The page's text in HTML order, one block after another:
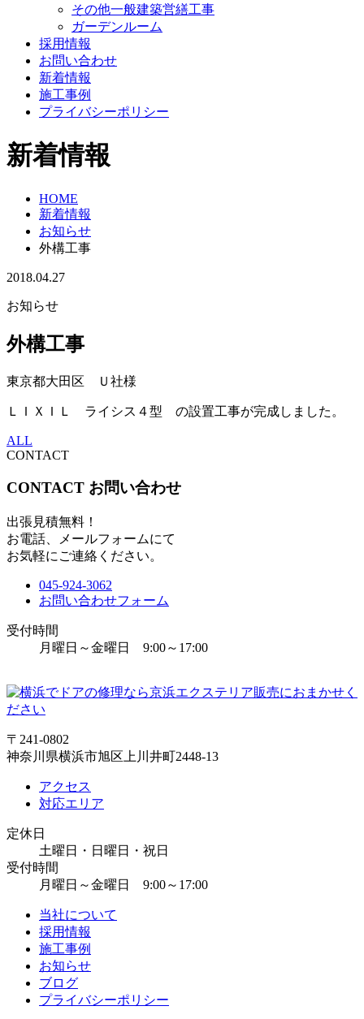
その他一般建築営繕工事
ガーデンルーム
採用情報
お問い合わせ
新着情報
施工事例
プライバシーポリシー
新着情報
HOME
新着情報
お知らせ
外構工事
2018.04.27
お知らせ
外構工事
東京都大田区 Ｕ社様
ＬＩＸＩＬ ライシス４型 の設置工事が完成しました。
ALL
CONTACT
CONTACT お問い合わせ
出張見積無料！
お電話、メールフォームにて
お気軽にご連絡ください。
045-924-3062
お問い合わせフォーム
受付時間
月曜日～金曜日 9:00～17:00
〒241-0802
神奈川県横浜市旭区上川井町2448-13
アクセス
対応エリア
定休日
土曜日・日曜日・祝日
受付時間
月曜日～金曜日 9:00～17:00
当社について
採用情報
施工事例
お知らせ
ブログ
プライバシーポリシー